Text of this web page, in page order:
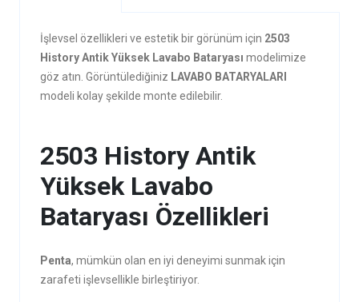
İşlevsel özellikleri ve estetik bir görünüm için 2503
History Antik Yüksek Lavabo Bataryası modelimize
göz atın. Görüntülediğiniz LAVABO BATARYALARI
modeli kolay şekilde monte edilebilir.
2503 History Antik
Yüksek Lavabo
Bataryası Özellikleri
Penta, mümkün olan en iyi deneyimi sunmak için
zarafeti işlevsellikle birleştiriyor.